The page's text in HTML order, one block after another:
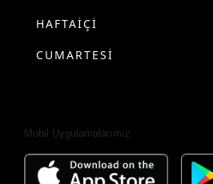
HAFTAİÇİ
CUMARTESİ
Mobil Uygulamalarımız